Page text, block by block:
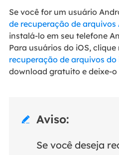
Se você for um usuário
de recuperação de arquivos
instalá-lo em seu telefone
Para usuários do iOS, clique
recuperação de arquivos do
download gratuito e deixe-o
 Aviso:
Se você deseja